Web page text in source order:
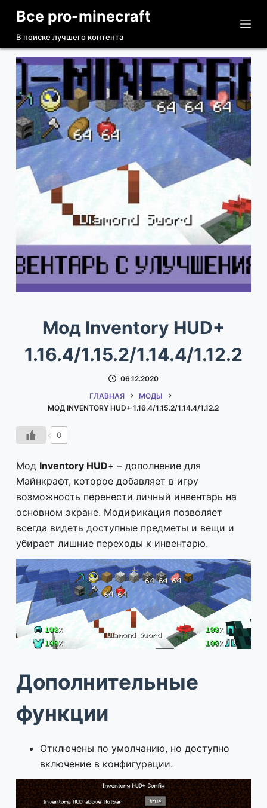
П
р
е
т
и
к
с
у
т
Все pro-minecraft
В поиске лучшего контента
Мод Inventory HUD+
1.16.4/1.15.2/1.14.4/1.12.2
06.12.2020
ГЛАВНАЯ
МОДЫ
МОД INVENTORY HUD+ 1.16.4/1.15.2/1.14.4/1.12.2
0
Мод Inventory HUD+ – дополнение для
Майнкрафт, которое добавляет в игру
возможность перенести личный инвентарь на
основном экране. Модификация позволяет
всегда видеть доступные предметы и вещи и
убирает лишние переходы к инвентарю.
Дополнительные
функции
Отключены по умолчанию, но доступно
включение в конфигурации.